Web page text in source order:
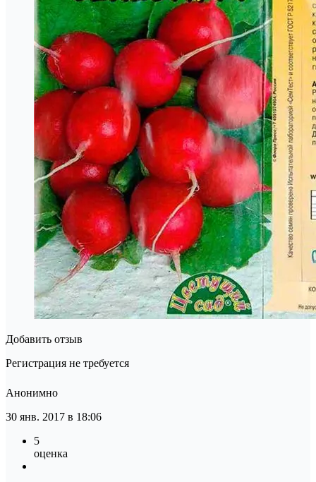
Добавить отзыв
Регистрация не требуется
Анонимно
30 янв. 2017 в 18:06
5
оценка